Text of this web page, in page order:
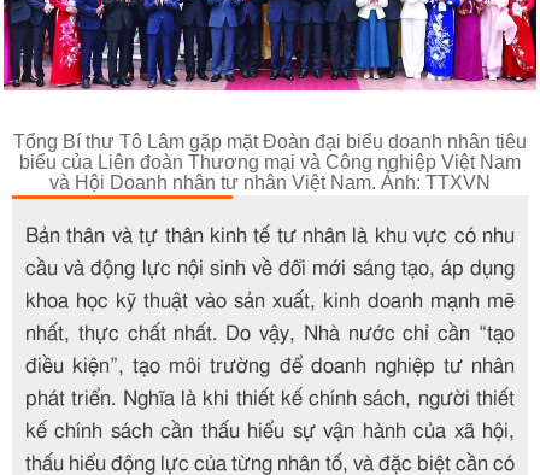
Tổng Bí thư Tô Lâm gặp mặt Đoàn đại biểu doanh nhân tiêu
biểu của Liên đoàn Thương mại và Công nghiệp Việt Nam
và Hội Doanh nhân tư nhân Việt Nam. Ảnh: TTXVN
Bản thân và tự thân kinh tế tư nhân là khu vực có nhu
cầu và động lực nội sinh về đổi mới sáng tạo, áp dụng
khoa học kỹ thuật vào sản xuất, kinh doanh mạnh mẽ
nhất, thực chất nhất. Do vậy, Nhà nước chỉ cần “tạo
điều kiện”, tạo môi trường để doanh nghiệp tư nhân
phát triển. Nghĩa là khi thiết kế chính sách, người thiết
kế chính sách cần thấu hiểu sự vận hành của xã hội,
thấu hiểu động lực của từng nhân tố, và đặc biệt cần có